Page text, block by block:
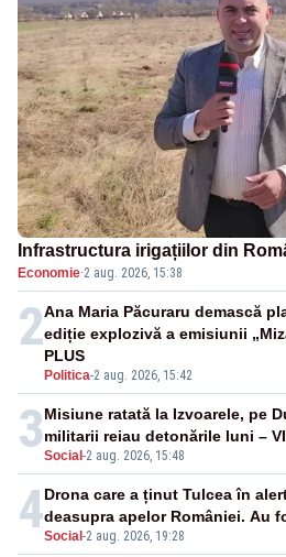
Infrastructura irigațiilor din
Economie·2 aug. 2026, 15:38
2
Politica-2 aug. 2026, 15:42
Ana Maria Păcuraru demască
ediție explozivă a emisiunii
PLUS
3Social -2 aug. 2026, 15:48
Misiune ratată la Izvoarele, pe
militarii reiau detonările luni –
4Social -2 aug. 2026, 19:28
Drona care a ținut Tulcea în
deasupra apelor României. Au